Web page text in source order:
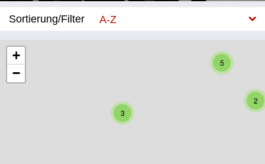
Sortierung/Filter
A-Z
Kärnten
5
2
3
+
−